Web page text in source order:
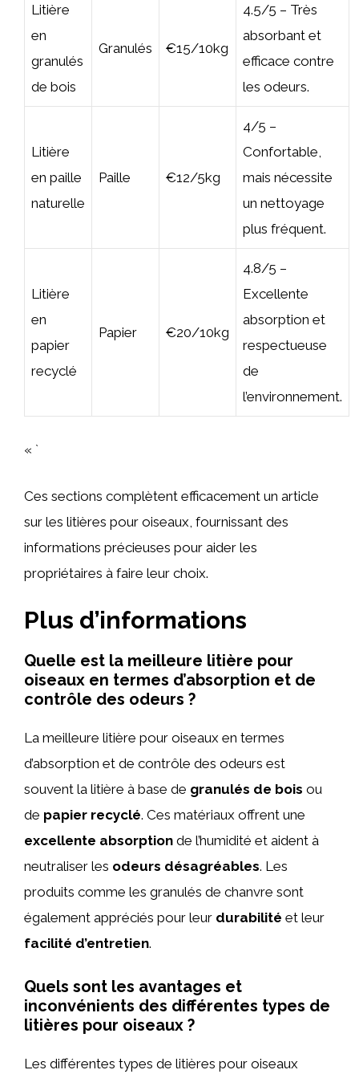
Litière
en
granulés
de bois
Granulés €15/10kg
4.5/5 – Très
absorbant et
efficace contre
les odeurs.
Litière
en paille
naturelle
Paille €12/5kg
4/5 –
Confortable,
mais nécessite
un nettoyage
plus fréquent.
Litière
en
papier
recyclé
Papier €20/10kg
4.8/5 –
Excellente
absorption et
respectueuse
de
l’environnement.
« `
Ces sections complètent efficacement un article
sur les litières pour oiseaux, fournissant des
informations précieuses pour aider les
propriétaires à faire leur choix.
Plus d’informations
Quelle est la meilleure litière pour
oiseaux en termes d’absorption et de
contrôle des odeurs ?
La meilleure litière pour oiseaux en termes
d’absorption et de contrôle des odeurs est
souvent la litière à base de granulés de bois ou
de papier recyclé. Ces matériaux offrent une
excellente absorption de l’humidité et aident à
neutraliser les odeurs désagréables. Les
produits comme les granulés de chanvre sont
également appréciés pour leur durabilité et leur
facilité d’entretien.
Quels sont les avantages et
inconvénients des différentes types de
litières pour oiseaux ?
Les différentes types de litières pour oiseaux